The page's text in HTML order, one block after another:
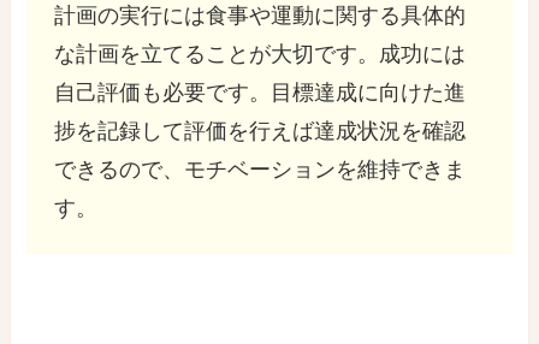
計画の実行には食事や運動に関する具体的
な計画を立てることが大切です。成功には
自己評価も必要です。目標達成に向けた進
捗を記録して評価を行えば達成状況を確認
できるので、モチベーションを維持できま
す。